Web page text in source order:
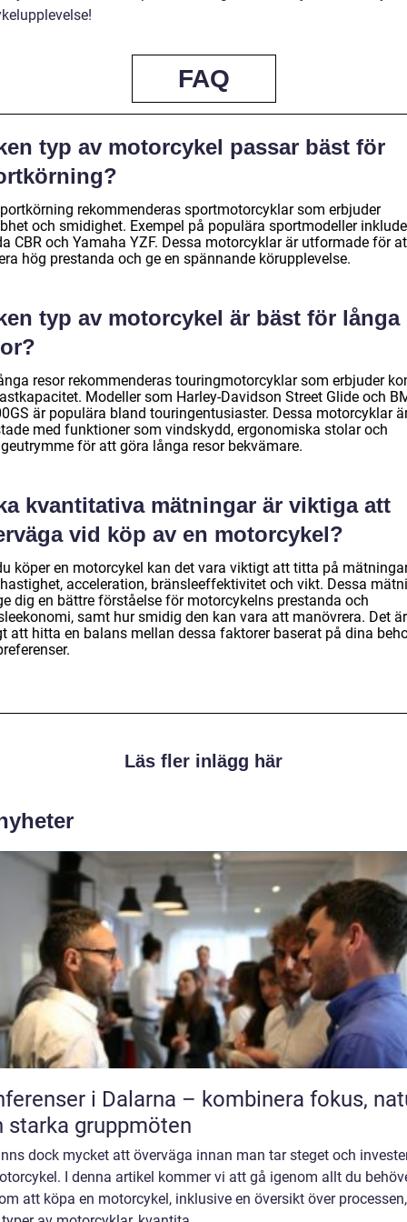
FAQ
typ av motorcykel passar bäst för
rekommenderas sportmotorcyklar som erbjuder
och smidighet. Exempel på populära sportmodeller
CBR och Yamaha YZF. Dessa motorcyklar är utformade för
hög prestanda och ge en spännande körupplevelse.
typ av motorcykel är bäst för långa
resor rekommenderas touringmotorcyklar som erbjuder
Modeller som Harley-Davidson Street Glide och
är populära bland touringentusiaster. Dessa motorcyklar
med funktioner som vindskydd, ergonomiska stolar och
för att göra långa resor bekvämare.
kvantitativa mätningar är viktiga att
vid köp av en motorcykel?
köper en motorcykel kan det vara viktigt att titta på
acceleration, bränsleeffektivitet och vikt. Dessa
dig en bättre förståelse för motorcykelns prestanda och
samt hur smidig den kan vara att manövrera. Det är
att hitta en balans mellan dessa faktorer baserat på dina
Läs fler inlägg här
i Dalarna – kombinera fokus,
starka gruppmöten
dock mycket att överväga innan man tar steget och
I denna artikel kommer vi att gå igenom allt du
att köpa en motorcykel, inklusive en översikt över processen,